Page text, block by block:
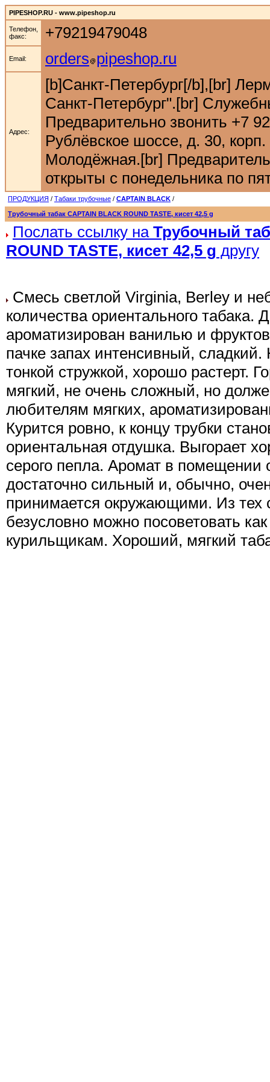
PIPESHOP.RU - www.pipeshop.ru
Телефон,
факс:
+79219479048
Email: orders pipeshop.ru
Адрес:
[b]Санкт-Петербург[/b],[br]
Санкт-Петербург".[br]
Предварительно звонить +7
Рублёвское шоссе, д. 30,
Молодёжная.[br]
открыты с понедельника по
ПРОДУКЦИЯ / Табаки трубочные / CAPTAIN BLACK /
Трубочный табак CAPTAIN BLACK ROUND TASTE, кисет 42,5 g
Послать ссылку на Трубочный
ROUND TASTE, кисет 42,5 g другу
Смесь светлой Virginia, Berley и
количества ориентального табака.
ароматизирован ванилью и
пачке запах интенсивный, сладкий.
тонкой стружкой, хорошо растерт.
мягкий, не очень сложный, но
любителям мягких,
Курится ровно, к концу трубки
ориентальная отдушка. Выгорает
серого пепла. Аромат в помещении
достаточно сильный и, обычно,
принимается окружающими. Из тех
безусловно можно посоветовать
курильщикам. Хороший, мягкий